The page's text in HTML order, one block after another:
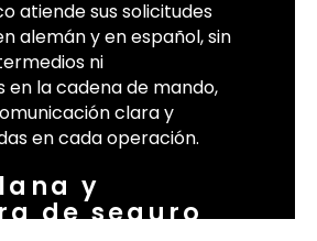
atiende sus solicitudes
alemán y en español, sin
ni
la cadena de mando,
clara y
en cada operación.
y
de seguro